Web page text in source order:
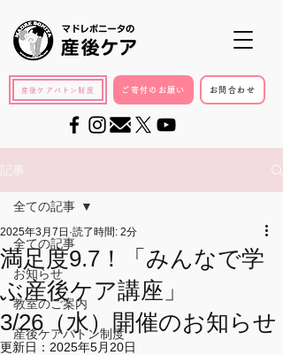
産後ケアバトン制度 ご寄付のお願い お問合わせ
記事
全ての記事
お知らせ
教室のご案内
産後ケアバトン制度
全ての記事
満足度9.7！「みんなで学
ぶ産後ケア講座」
3/26（水）開催のお知らせ
2025年3月7日 読了時間: 2分
更新日： 2025年5月20日